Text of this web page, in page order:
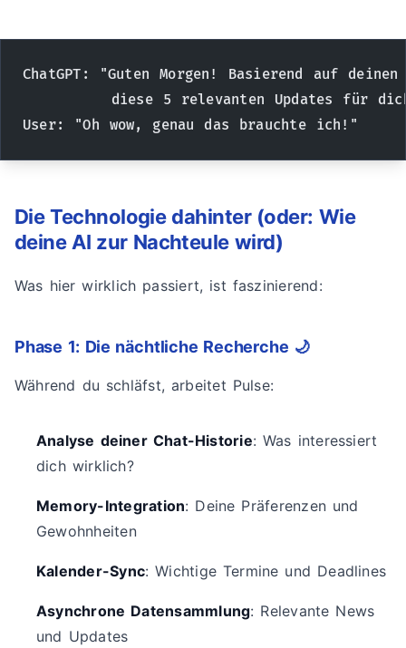
ChatGPT: "Guten Morgen! Basierend auf
diese 5 relevanten Updates für
User: "Oh wow, genau das brauchte ich!"
Die Technologie dahinter (oder: Wie
deine AI zur Nachteule wird)
Was hier wirklich passiert, ist faszinierend:
Phase 1: Die nächtliche Recherche 🌙
Während du schläfst, arbeitet Pulse:
Analyse deiner Chat-Historie: Was interessiert
dich wirklich?
Memory-Integration: Deine Präferenzen und
Gewohnheiten
Kalender-Sync: Wichtige Termine und Deadlines
Asynchrone Datensammlung: Relevante News
und Updates